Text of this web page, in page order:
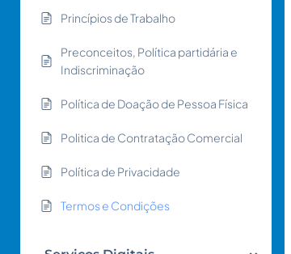
Princípios de Trabalho
Preconceitos, Política partidária e
Indiscriminação
Política de Doação de Pessoa Física
Politica de Contratação Comercial
Política de Privacidade
Termos e Condições